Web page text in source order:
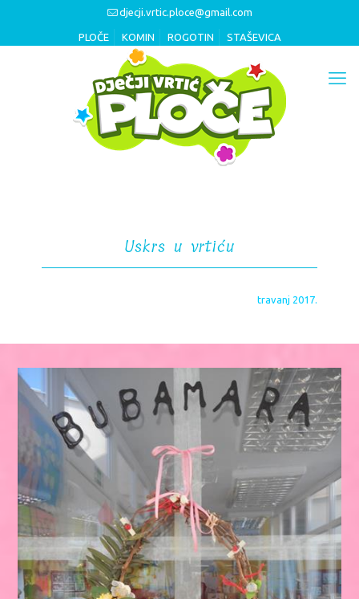
djecji.vrtic.ploce@gmail.com
PLOČE KOMIN ROGOTIN STAŠEVICA
Uskrs u vrtiću
travanj 2017.